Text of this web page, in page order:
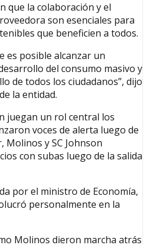
que la colaboración y el
son esenciales para
que beneficien a todos.
es posible alcanzar un
del consumo masivo y
de todos los ciudadanos”, dijo
la entidad.
juegan un rol central los
voces de alerta luego de
Molinos y SC Johnson
con subas luego de la salida
por el ministro de Economía,
personalmente en la
Molinos dieron marcha atrás